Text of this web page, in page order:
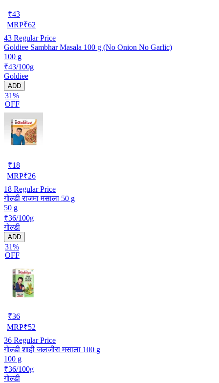
₹43
MRP₹62
43 Regular Price
Goldiee Sambhar Masala 100 g (No Onion No Garlic)
100 g
₹43/100g
Goldiee
ADD
31%
OFF
₹18
MRP₹26
18 Regular Price
गोल्डी राजमा मसाला 50 g
50 g
₹36/100g
गोल्डी
ADD
31%
OFF
₹36
MRP₹52
36 Regular Price
गोल्डी शाही जलजीरा मसाला 100 g
100 g
₹36/100g
गोल्डी